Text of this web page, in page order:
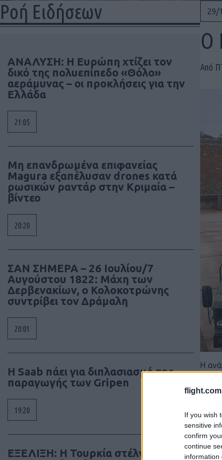
If you wish
sensitive
confirm
continue
information
Ροή Ειδήσεων
ΑΝΑΛΥΣΗ: Η Ευρώπη χτίζει τον
δικό της πολυεπίπεδο «Θόλο»
αεράμυνας – οι προκλήσεις για την
Ελλάδα
21:05
Μη επανδρωμένα επιφανείας
Magura εξαπέλυσαν drones κατά
ρωσικών ραντάρ στην Κριμαία –
βίντεο
20:20
ΣΑΝ ΣΗΜΕΡΑ – 26 Ιουλίου/7
Αυγούστου 1822: Μάχη των
Δερβενακίων, ο Κολοκοτρώνης
συντρίβει τον Δράμαλη
20:01
H Saab πάει για διπλασιασμό της
παραγωγής των Gripen
19:20
ΕΞΕΛΙΞΗ: H Τουρκία στέλνει όλους
29/
Ο
Από
Η
ΜΜΕ